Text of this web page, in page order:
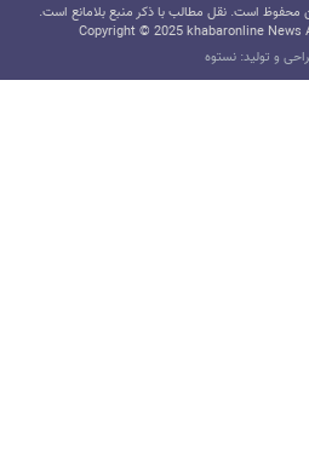
محفوظ است. نقل مطالب با ذکر منبع بلامانع است.
Copyright © 2025 khabaronline News
و تولید: نستوه